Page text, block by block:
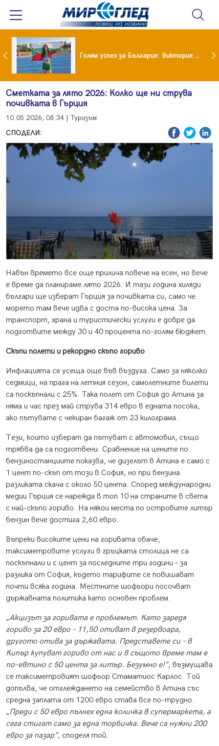
Когато всичко те дразни: тези трикове променят настроението за минути Голям успех за България: Виктория Ангелова грабна световна титла в тройния скок
Сметката за лято 2026: Колко ще ни струва
почивката в Гърция
10.05.2026, 08:34 | Туризъм
СПОДЕЛИ:
Навън времето все още прилича повече на есен, но вече
е време да планираме лято 2026. И тази година хиляди
българи ще изберат Гърция за почивката си, само че
морето там вече идва с доста по-висока цена. За
транспорт, храна и туристически услуги е добре да
подготвите между 30 и 40 процента по-голям бюджет.
Скъпи полети и рекордно скъпо гориво
Инфлацията се усеща още във въздуха. Само за няколко
седмици, на прага на летния сезон, самолетните билети
са поскъпнали с 25%. Така полет от София до Атина за
няма и час през май струва 314 евро в едната посока,
ако пътувате с чекиран багаж от 23 килограма.
Тези, които изберат да пътуват с автомобил, също
трябва да са подготвени. Сравнение на цените по
бензиностанциите показва, че дизелът в Атина е само с
1 цент по-скъп от този в София, но при бензина
разликата скача с около 50 цента. Според международни
медии Гърция се нарежда в топ 10 на страните в света
с най-скъпо гориво. На някои места по островите литър
бензин вече достига 2,60 евро.
Въпреки високите цени на горивата обаче,
таксиметровите услуги в гръцката столица не са
поскъпнали и с цент за последните три години – за
разлика от София, където тарифите се повишават
почти всяка година. Местните шофьори посочват
държавната политика като основен проблем.
„Акцизът за горивата е проблемът. Като заредя
гориво за 20 евро – 11,50 отиват в резервоара,
другото отива за държавата. Представете си – в
Кипър купуват гориво от нас и в същото време там е
по-евтино с 50 цента за литър. Безумно е!”, възмущава
се таксиметровият шофьор Стаматиос Карлос. Той
допълва, че отглеждането на семейство в Атина със
средна заплата от 1200 евро става все по-трудно.
„Преди с 50 евро пълнех една количка в супермаркета, а
сега стигат само за една торбичка. Вече са нужни 200
евро за пазар”, споделя той.